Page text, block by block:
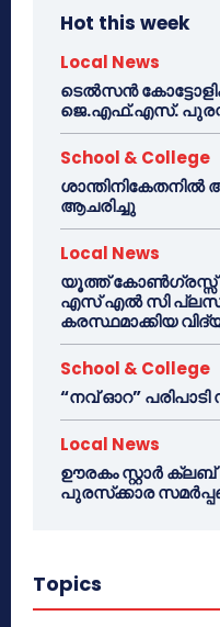
Hot this week
Local News
ടെൽസൻ
ജെ.എഫ്.എസ്.
School & College
ശാന്തിനികേതനിൽ
ആചരിച്ചു
Local News
യൂത്ത് കോൺഗ്രസ്സ്
എസ് എൽ സി പ്ലസ്
കരസ്ഥമാക്കിയ
School & College
“നവ് ഓറ” പരിപാടി
Local News
ഊരകം സ്റ്റാർ
പുരസ്‌ക്കാര
Topics